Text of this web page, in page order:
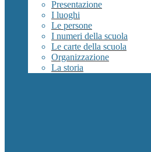
Presentazione
I luoghi
Le persone
I numeri della scuola
Le carte della scuola
Organizzazione
La storia